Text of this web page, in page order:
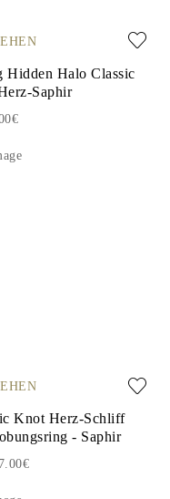
Hidden Halo Classic
Saphir
Knot Herz-Schliff
- Saphir